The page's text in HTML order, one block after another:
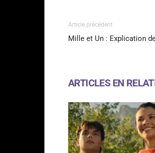
Article précédent
Mille et Un : Explication
ARTICLES EN